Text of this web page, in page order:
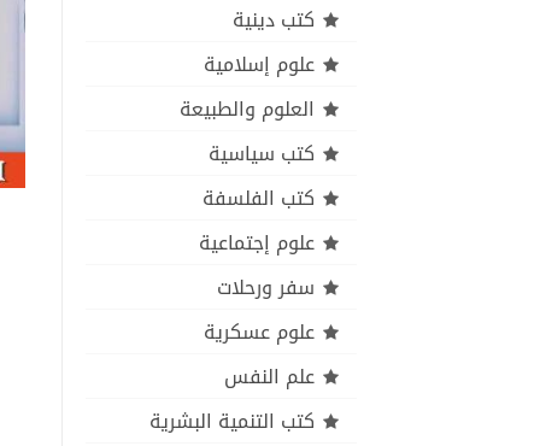
كتب دينية
علوم إسلامية
العلوم والطبيعة
كتب سياسية
كتب الفلسفة
علوم إجتماعية
سفر ورحلات
علوم عسكرية
علم النفس
كتب التنمية البشرية